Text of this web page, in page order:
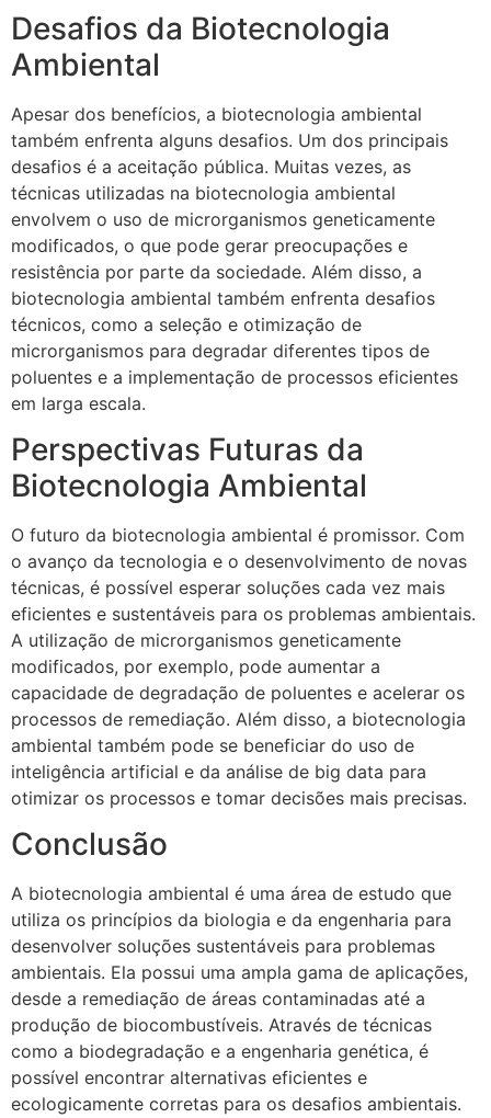
Desafios da Biotecnologia
Ambiental
Apesar dos benefícios, a biotecnologia ambiental
também enfrenta alguns desafios. Um dos principais
desafios é a aceitação pública. Muitas vezes, as
técnicas utilizadas na biotecnologia ambiental
envolvem o uso de microrganismos geneticamente
modificados, o que pode gerar preocupações e
resistência por parte da sociedade. Além disso, a
biotecnologia ambiental também enfrenta desafios
técnicos, como a seleção e otimização de
microrganismos para degradar diferentes tipos de
poluentes e a implementação de processos eficientes
em larga escala.
Perspectivas Futuras da
Biotecnologia Ambiental
O futuro da biotecnologia ambiental é promissor. Com
o avanço da tecnologia e o desenvolvimento de novas
técnicas, é possível esperar soluções cada vez mais
eficientes e sustentáveis para os problemas ambientais.
A utilização de microrganismos geneticamente
modificados, por exemplo, pode aumentar a
capacidade de degradação de poluentes e acelerar os
processos de remediação. Além disso, a biotecnologia
ambiental também pode se beneficiar do uso de
inteligência artificial e da análise de big data para
otimizar os processos e tomar decisões mais precisas.
Conclusão
A biotecnologia ambiental é uma área de estudo que
utiliza os princípios da biologia e da engenharia para
desenvolver soluções sustentáveis ​​para problemas
ambientais. Ela possui uma ampla gama de aplicações,
desde a remediação de áreas contaminadas até a
produção de biocombustíveis. Através de técnicas
como a biodegradação e a engenharia genética, é
possível encontrar alternativas eficientes e
ecologicamente corretas para os desafios ambientais.